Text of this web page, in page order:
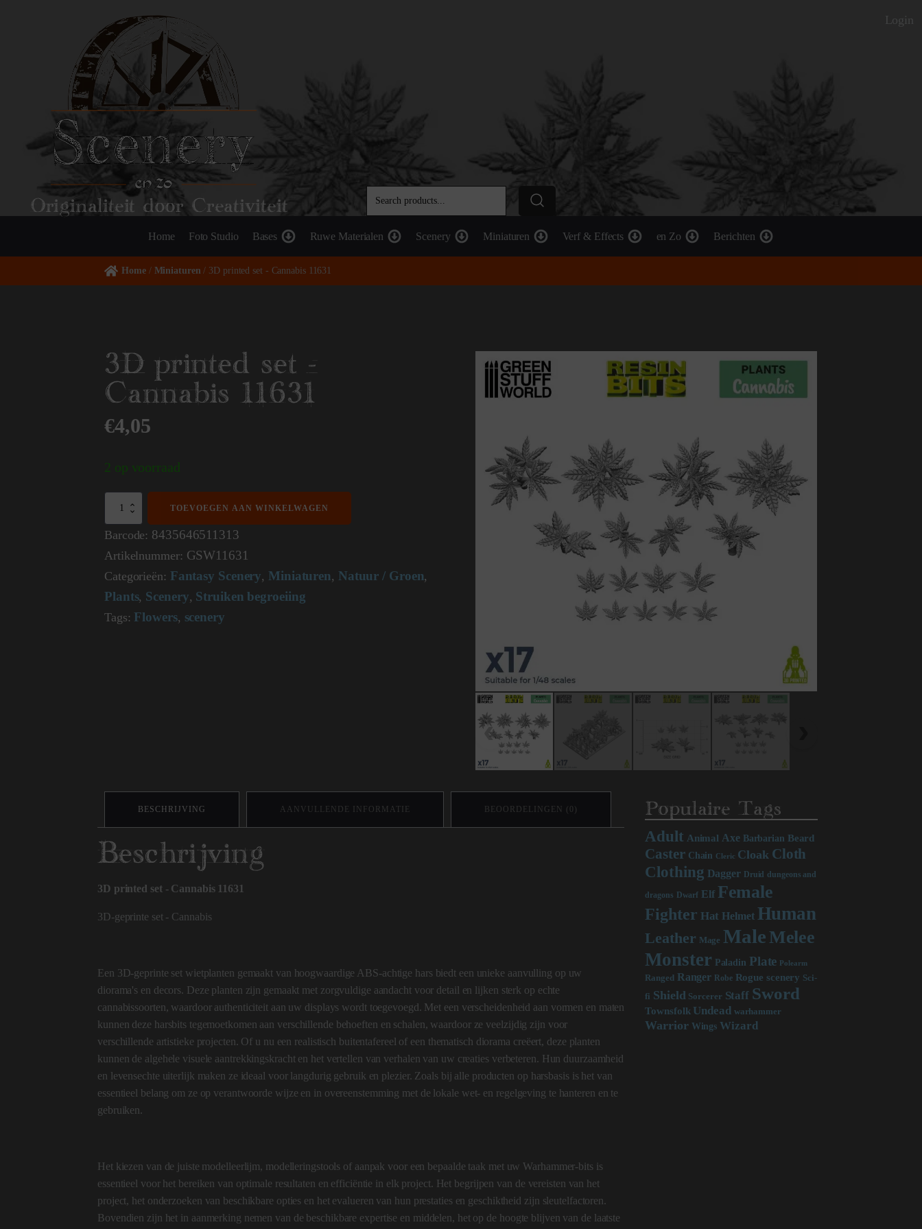
Login
Originaliteit door Creativiteit
Home Foto Studio Bases Ruwe Materialen Scenery Miniaturen Verf & Effects en Zo Berichten
Home/ Miniaturen / 3D printed set - Cannabis 11631
3D printed set -
Cannabis 11631
€4,05
2 op voorraad
set
Cannabis
aantal
TOEVOEGEN AAN WINKELWAGEN
Barcode: 8435646511313
Artikelnummer: GSW11631
Categorieën: Fantasy Scenery, Miniaturen, Natuur / Groen,
Plants, Scenery, Struiken begroeiing
Tags: Flowers, scenery
BESCHRIJVING AANVULLENDE INFORMATIE BEOORDELINGEN (0)
Beschrijving
3D printed set - Cannabis 11631
3D-geprinte set - Cannabis
Een 3D-geprinte set wietplanten gemaakt van hoogwaardige ABS-achtige hars biedt een unieke aanvulling op uw
diorama's en decors. Deze planten zijn gemaakt met zorgvuldige aandacht voor detail en lijken sterk op echte
cannabissoorten, waardoor authenticiteit aan uw displays wordt toegevoegd. Met een verscheidenheid aan vormen en maten
kunnen deze harsbits tegemoetkomen aan verschillende behoeften en schalen, waardoor ze veelzijdig zijn voor
verschillende artistieke projecten. Of u nu een realistisch buitentafereel of een thematisch diorama creëert, deze planten
kunnen de algehele visuele aantrekkingskracht en het vertellen van verhalen van uw creaties verbeteren. Hun duurzaamheid
en levensechte uiterlijk maken ze ideaal voor langdurig gebruik en plezier. Zoals bij alle producten op harsbasis is het van
essentieel belang om ze op verantwoorde wijze en in overeenstemming met de lokale wet- en regelgeving te hanteren en te
gebruiken.
Het kiezen van de juiste modelleerlijm, modelleringstools of aanpak voor een bepaalde taak met uw Warhammer-bits is
essentieel voor het bereiken van optimale resultaten en efficiëntie in elk project. Het begrijpen van de vereisten van het
project, het onderzoeken van beschikbare opties en het evalueren van hun prestaties en geschiktheid zijn sleutelfactoren.
Bovendien zijn het in aanmerking nemen van de beschikbare expertise en middelen, het op de hoogte blijven van de laatste
Populaire Tags
Adult Animal Axe Barbarian Beard
Caster Chain Cleric Cloak Cloth
Clothing Dagger Druid dungeons and
dragons Dwarf Elf Female
Fighter Hat Helmet Human
Leather Mage MaleMelee
Monster Paladin Plate Polearm
Ranged Ranger Robe Rogue scenery Sci-
fi Shield Sorcerer Staff Sword
Townsfolk Undead warhammer
Warrior Wings Wizard